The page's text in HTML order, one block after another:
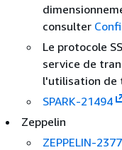
consulter
Le protocole
service de
l'utilisation de
SPARK-21494
Zeppelin
ZEPPELIN-2377